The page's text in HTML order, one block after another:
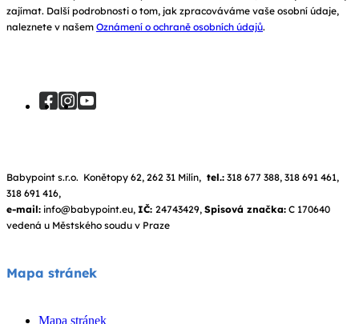
zajímat. Další podrobnosti o tom, jak zpracováváme vaše osobní údaje,
naleznete v našem Oznámení o ochraně osobních údajů.
Babypoint s.r.o. Konětopy 62, 262 31 Milín, tel.: 318 677 388, 318 691 461,
318 691 416,
e-mail: info@babypoint.eu, IČ: 24743429, Spisová značka: C 170640
vedená u Městského soudu v Praze
Mapa stránek
Mapa stránek